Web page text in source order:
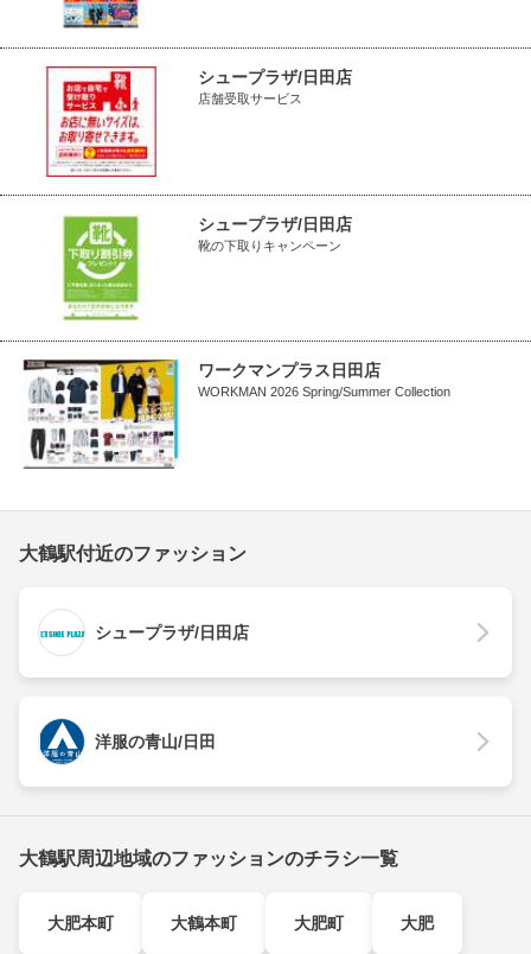
シュープラザ/日田店
店舗受取サービス
シュープラザ/日田店
靴の下取りキャンペーン
ワークマンプラス日田店
WORKMAN 2026 Spring/Summer Collection
大鶴駅付近のファッション
シュープラザ/日田店
洋服の青山/日田
大鶴駅周辺地域のファッションのチラシ一覧
大肥本町 大鶴本町 大肥町 大肥